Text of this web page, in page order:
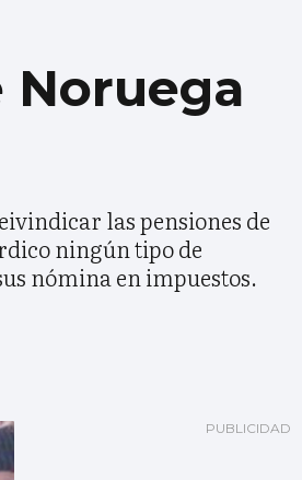
Noruega
las pensiones de
ningún tipo de
nómina en impuestos.